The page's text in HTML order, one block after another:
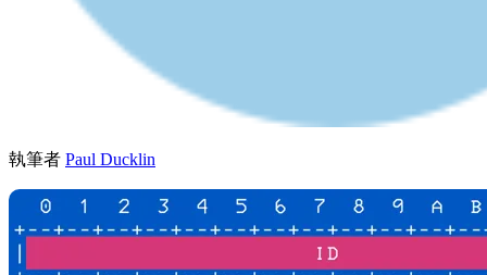
執筆者 Paul Ducklin